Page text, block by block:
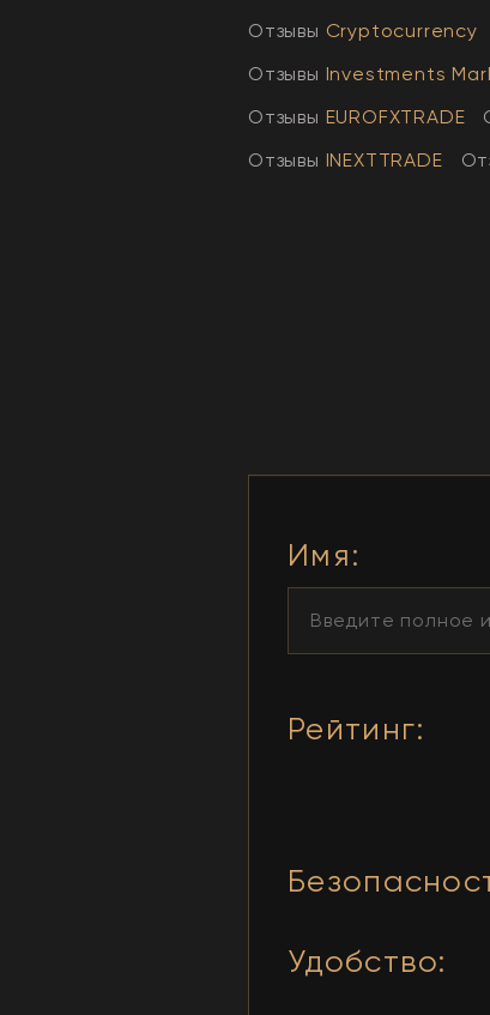
Отзывы Cryptocurrency
Отзывы Investments
Отзывы EUROFXTRADE
Отзывы INEXTTRADE
Имя:
Рейтинг:
Удобство: